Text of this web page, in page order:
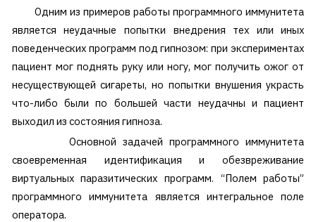
Одним из примеров работы программного иммунитета
является неудачные попытки внедрения тех или иных
поведенческих программ под гипнозом: при экспериментах
пациент мог поднять руку или ногу, мог получить ожог от
несуществующей сигареты, но попытки внушения украсть
что-либо были по большей части неудачны и пациент
выходил из состояния гипноза.
Основной задачей программного иммунитета
своевременная идентификация и обезвреживание
виртуальных паразитических программ. “Полем работы”
программного иммунитета является интегральное поле
оператора.